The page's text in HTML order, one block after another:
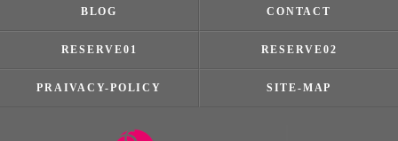
BLOG CONTACT
RESERVE01 RESERVE02
PRAIVACY-POLICY SITE-MAP